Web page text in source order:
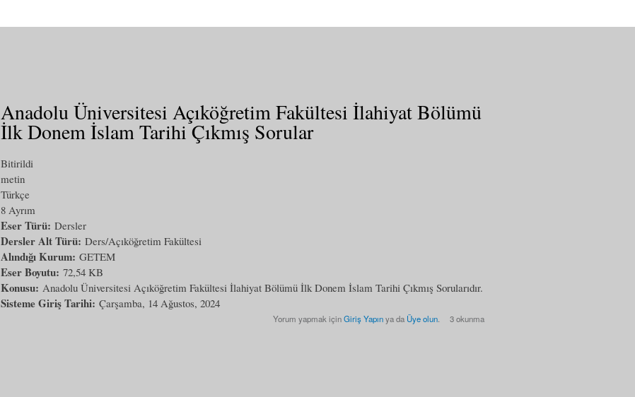
Anadolu Üniversitesi Açıköğretim Fakültesi İlahiyat Bölümü
İlk Donem İslam Tarihi Çıkmış Sorular
Bitirildi
metin
Türkçe
8 Ayrım
Eser Türü: Dersler
Dersler Alt Türü: Ders/Açıköğretim Fakültesi
Alındığı Kurum: GETEM
Eser Boyutu: 72,54 KB
Konusu: Anadolu Üniversitesi Açıköğretim Fakültesi İlahiyat Bölümü İlk Donem İslam Tarihi Çıkmış Sorularıdır.
Sisteme Giriş Tarihi: Çarşamba, 14 Ağustos, 2024
Yorum yapmak içinGiriş Yapınya da Üye olun. 3 okunma